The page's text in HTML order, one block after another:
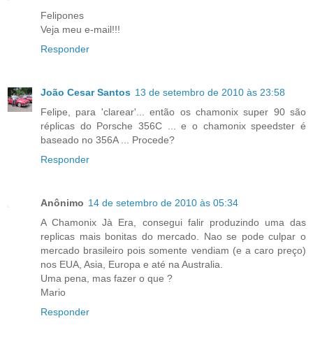
Felipones
Veja meu e-mail!!!
Responder
João Cesar Santos 13 de setembro de 2010 às 23:58
Felipe, para 'clarear'... então os chamonix super 90 são
réplicas do Porsche 356C ... e o chamonix speedster é
baseado no 356A ... Procede?
Responder
Anônimo 14 de setembro de 2010 às 05:34
A Chamonix Jà Era, consegui falir produzindo uma das
replicas mais bonitas do mercado. Nao se pode culpar o
mercado brasileiro pois somente vendiam (e a caro preço)
nos EUA, Asia, Europa e até na Australia.
Uma pena, mas fazer o que ?
Mario
Responder